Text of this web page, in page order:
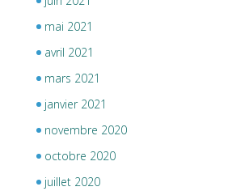
mai 2021
avril 2021
mars 2021
janvier 2021
novembre 2020
octobre 2020
juillet 2020